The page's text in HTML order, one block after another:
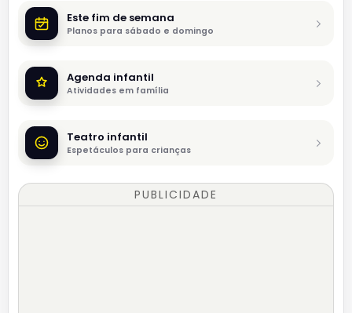
Este fim de semana
Planos para sábado e domingo
Agenda infantil
Atividades em família
Teatro infantil
Espetáculos para crianças
PUBLICIDADE